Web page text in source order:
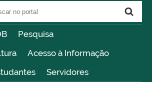
Pesquisa
Acesso à Informação
Servidores